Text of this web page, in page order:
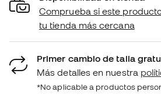
Comprueba si este
tu tienda más cercana
Primer cambio de talla
Más detalles en nuestra
*No aplicable a productos